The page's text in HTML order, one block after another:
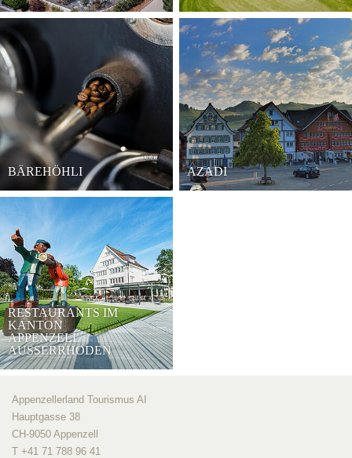
BÄREHÖHLI AZADI
RESTAURANTS IM
KANTON
APPENZELL
AUSSERRHODEN
Appenzellerland Tourismus AI
Hauptgasse 38
CH-9050 Appenzell
T +41 71 788 96 41